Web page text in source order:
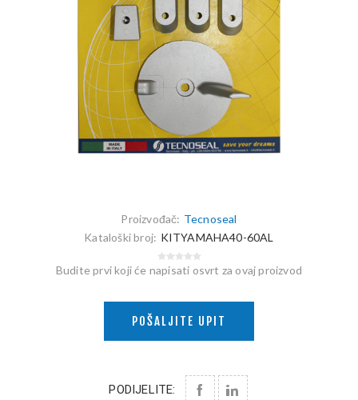
Proizvođač: Tecnoseal
Kataloški broj: KITYAMAHA40-60AL
Budite prvi koji će napisati osvrt za ovaj proizvod
POŠALJITE UPIT
PODIJELITE: